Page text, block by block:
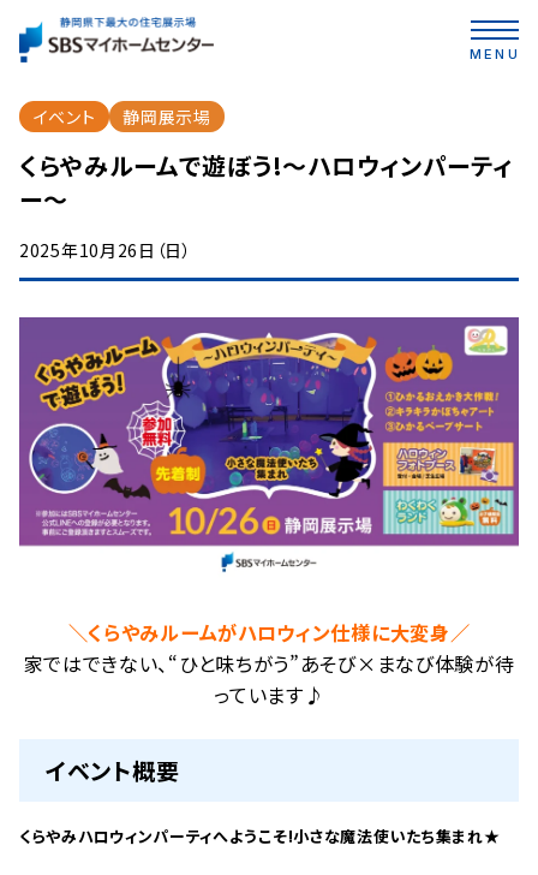
MENU
イベント 静岡展示場
くらやみルームで遊ぼう!〜ハロウィンパーティ
ー〜
2025年10月26日（日）
＼くらやみルームがハロウィン仕様に大変身／
家ではできない、“ひと味ちがう”あそび×まなび体験が待
っています♪
イベント概要
くらやみハロウィンパーティへようこそ!小さな魔法使いたち集まれ★